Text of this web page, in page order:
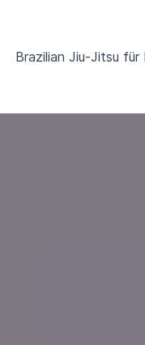
Brazilian Jiu-Jitsu für